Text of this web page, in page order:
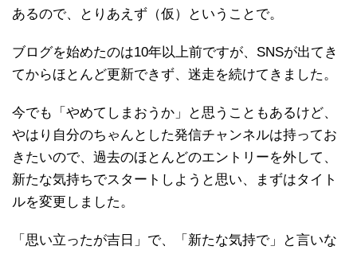
あるので、とりあえず（仮）ということで。
ブログを始めたのは10年以上前ですが、SNSが出てき
てからほとんど更新できず、迷走を続けてきました。
今でも「やめてしまおうか」と思うこともあるけど、
やはり自分のちゃんとした発信チャンネルは持ってお
きたいので、過去のほとんどのエントリーを外して、
新たな気持ちでスタートしようと思い、まずはタイト
ルを変更しました。
「思い立ったが吉日」で、「新たな気持で」と言いな